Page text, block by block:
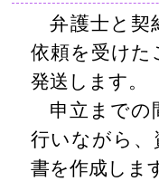
弁護士と契
依頼を受けた
発送します。
申立までの
行いながら、
書を作成しま